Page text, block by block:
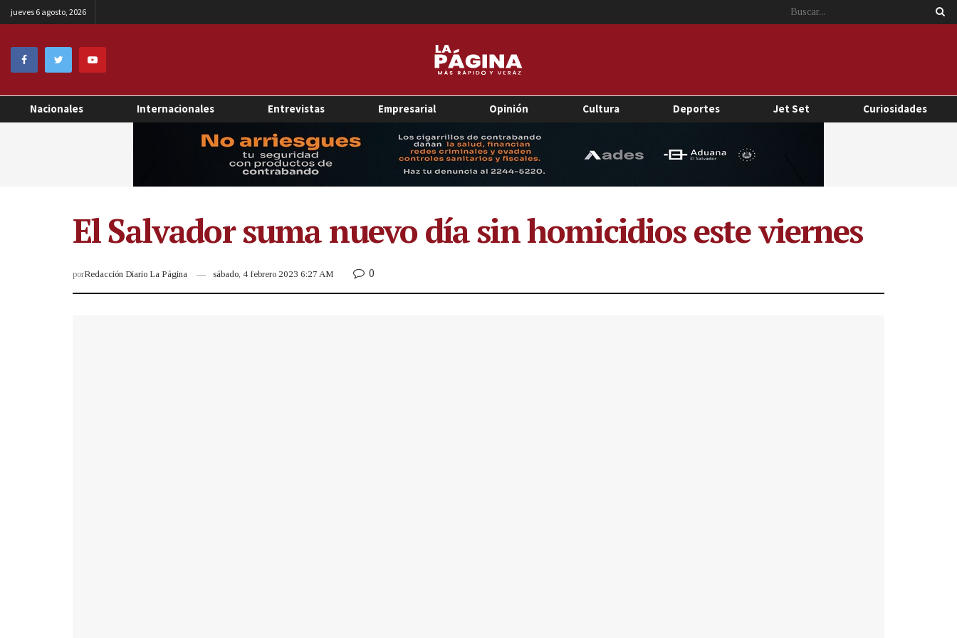
jueves 6 agosto, 2026
Nacionales Internacionales Entrevistas Empresarial Opinión Cultura Deportes Jet Set Curiosidades
El Salvador suma nuevo día sin homicidios este viernes
porRedacción Diario La Página sábado, 4 febrero 2023 6:27 AM 0